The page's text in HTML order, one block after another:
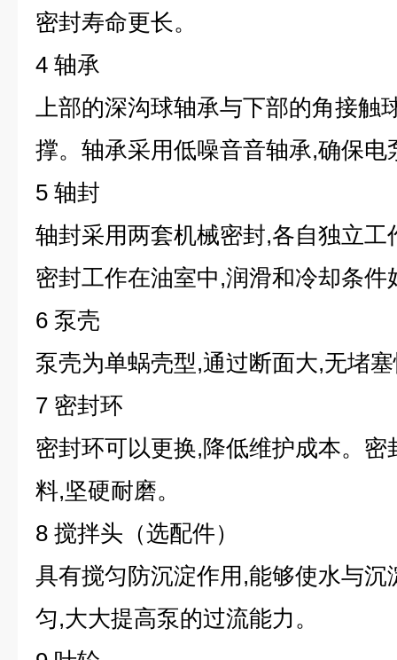
密封寿命更长。
4 轴承
上部的深沟球轴承与下部的角接触
撑。轴承采用低噪音音轴承,确保电
5 轴封
轴封采用两套机械密封,各自独立
密封工作在油室中,润滑和冷却条件
6 泵壳
泵壳为单蜗壳型,通过断面大,无堵
7 密封环
密封环可以更换,降低维护成本。
料,坚硬耐磨。
8 搅拌头（选配件）
具有搅匀防沉淀作用,能够使水与
匀,大大提高泵的过流能力。